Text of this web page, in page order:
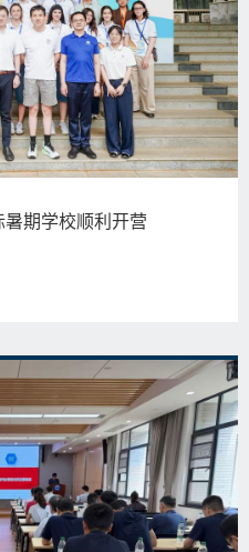
暑期学校顺利开营